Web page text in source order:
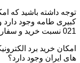
توجه داشته باشید که
021 نسبت خرید و سفارش محصول خود اقدام کنید.
امکان خرید برد
های ایران وجود دارد؟